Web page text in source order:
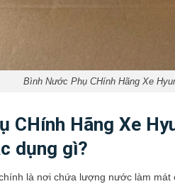
Bình Nước Phụ CHính Hãng Xe
CHính Hãng Xe
dụng gì?
là nơi chứa lượng nước làm